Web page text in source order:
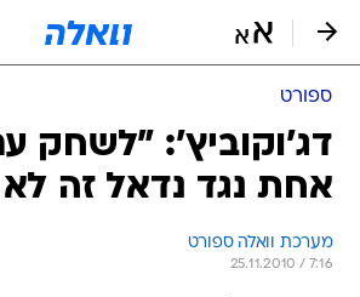
ספורט
דג'וקוביץ': "לשחק
אחת נגד נדאל זה
מערכת וואלה ספורט
25.11.2010 / 7:16